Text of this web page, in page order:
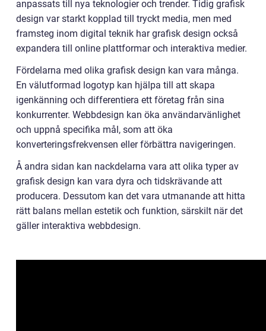
anpassats till nya teknologier och trender. Tidig grafisk
design var starkt kopplad till tryckt media, men med
framsteg inom digital teknik har grafisk design också
expandera till online plattformar och interaktiva medier.
Fördelarna med olika grafisk design kan vara många.
En välutformad logotyp kan hjälpa till att skapa
igenkänning och differentiera ett företag från sina
konkurrenter. Webbdesign kan öka användarvänlighet
och uppnå specifika mål, som att öka
konverteringsfrekvensen eller förbättra navigeringen.
Å andra sidan kan nackdelarna vara att olika typer av
grafisk design kan vara dyra och tidskrävande att
producera. Dessutom kan det vara utmanande att hitta
rätt balans mellan estetik och funktion, särskilt när det
gäller interaktiva webbdesign.